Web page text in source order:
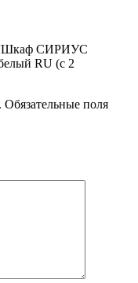
“Шкаф СИРИУС
RU (с 2
Обязательные поля